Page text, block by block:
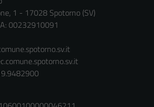
1 - 17028 Spotorno (SV)
00232910091